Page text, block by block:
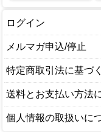
ログイン
メルマガ申込/停止
特定商取引法に基づ
送料とお支払い方法
個人情報の取扱いに